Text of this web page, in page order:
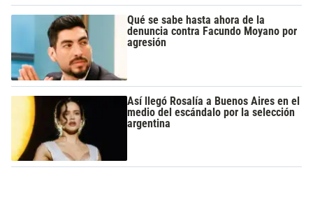
Qué se sabe hasta ahora de la
denuncia contra Facundo Moyano por
agresión
Así llegó Rosalía a Buenos Aires en el
medio del escándalo por la selección
argentina